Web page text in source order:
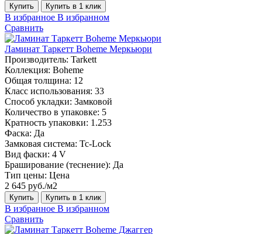
Купить Купить в 1 клик
В избранное В избранном
Сравнить
Ламинат Таркетт Boheme Меркьюри
Производитель: Tarkett
Коллекция: Boheme
Общая толщина: 12
Класс использования: 33
Способ укладки: Замковой
Количество в упаковке: 5
Кратность упаковки: 1.253
Фаска: Да
Замковая система: Tc-Lock
Вид фаски: 4 V
Браширование (теснение): Да
Тип цены: Цена
2 645 руб./м2
Купить Купить в 1 клик
В избранное В избранном
Сравнить